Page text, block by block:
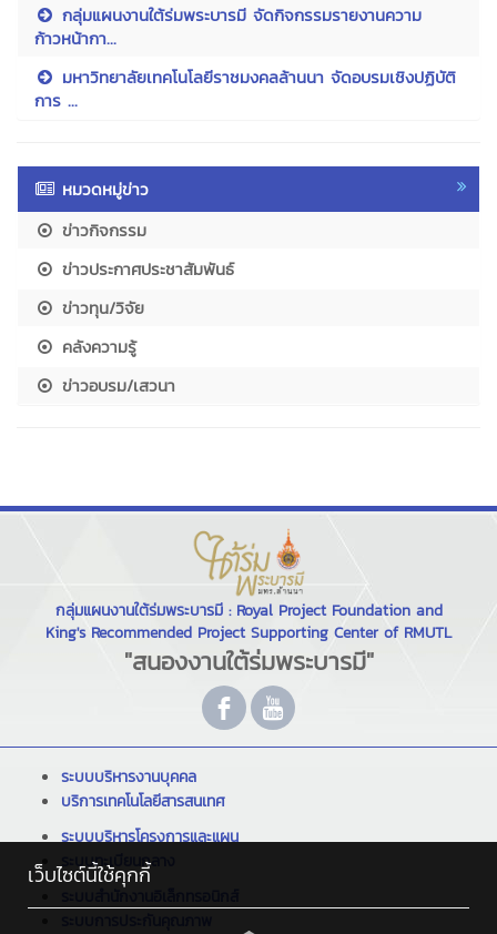
กลุ่มแผนงานใต้ร่มพระบารมี จัดกิจกรรมรายงานความ
ก้าวหน้ากา...
มหาวิทยาลัยเทคโนโลยีราชมงคลล้านนา จัดอบรมเชิงปฏิบัติ
การ ...
หมวดหมู่ข่าว
ข่าวกิจกรรม
ข่าวประกาศประชาสัมพันธ์
ข่าวทุน/วิจัย
คลังความรู้
ข่าวอบรม/เสวนา
กลุ่มแผนงานใต้ร่มพระบารมี : Royal Project Foundation and
King's Recommended Project Supporting Center of RMUTL
"สนองงานใต้ร่มพระบารมี"
ระบบบริหารงานบุคคล
บริการเทคโนโลยีสารสนเทศ
ระบบบริหารโครงการและแผน
ระบบทะเบียนกลาง
เว็บไซต์นี้ใช้คุกกี้